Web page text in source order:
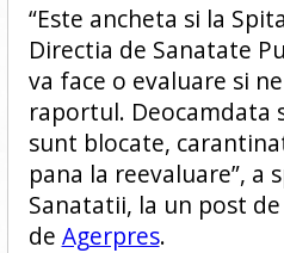
“Este ancheta si la
Directia de Sanatate
va face o evaluare si
raportul. Deocamdata
sunt blocate,
pana la reevaluare”, a
Sanatatii, la un post
de Agerpres.